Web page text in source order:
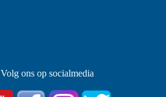
Volg ons op socialmedia